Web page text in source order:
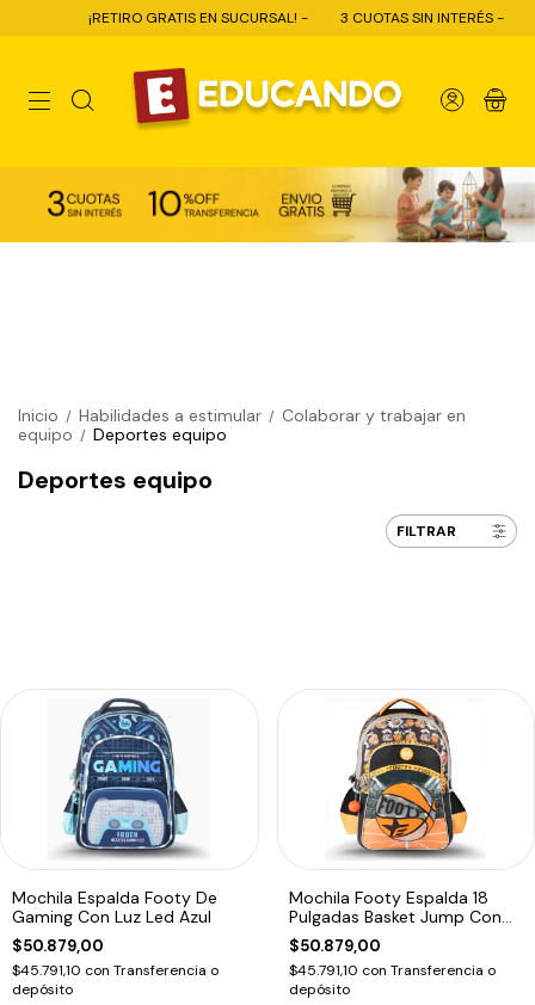
¡RETIRO GRATIS EN SUCURSAL! - 3 CUOTAS SIN INTERÉS - 10%
0
Inicio / Habilidades a estimular / Colaborar y trabajar en
equipo / Deportes equipo
Deportes equipo
FILTRAR
Mochila Espalda Footy De
Gaming Con Luz Led Azul
$50.879,00
$45.791,10 con Transferencia o
depósito
Mochila Footy Espalda 18
Pulgadas Basket Jump Con
Luz Led Naranja Único
$50.879,00
$45.791,10 con Transferencia o
depósito